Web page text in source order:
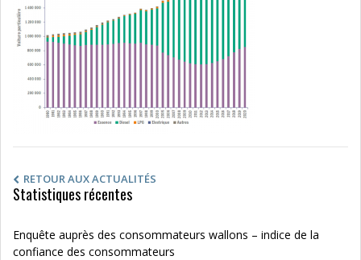
RETOUR AUX ACTUALITÉS
Statistiques récentes
Enquête auprès des consommateurs wallons – indice de la
confiance des consommateurs